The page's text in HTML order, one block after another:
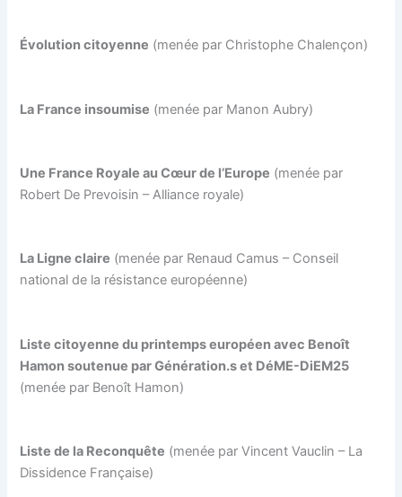
Évolution citoyenne (menée par Christophe Chalençon)
La France insoumise (menée par Manon Aubry)
Une France Royale au Cœur de l’Europe (menée par
Robert De Prevoisin – Alliance royale)
La Ligne claire (menée par Renaud Camus – Conseil
national de la résistance européenne)
Liste citoyenne du printemps européen avec Benoît
Hamon soutenue par Génération.s et DéME-DiEM25
(menée par Benoît Hamon)
Liste de la Reconquête (menée par Vincent Vauclin – La
Dissidence Française)